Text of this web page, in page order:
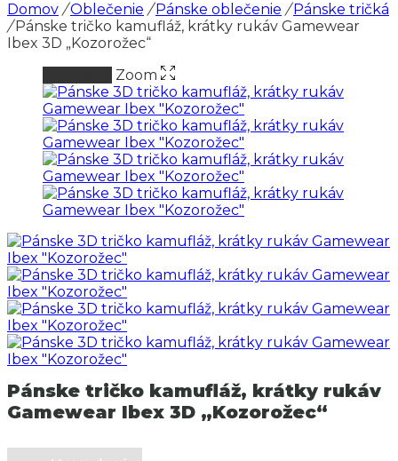
Domov / Oblečenie / Pánske oblečenie / Pánske tričká
/Pánske tričko kamufláž, krátky rukáv Gamewear
Ibex 3D „Kozorožec“
Zoom
Pánske tričko kamufláž, krátky rukáv
Gamewear Ibex 3D „Kozorožec“